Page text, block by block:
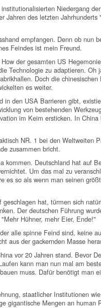
Niedergang
Jahren des letzten
empfangen. Denn ob nun
Feindes ist mein Freund.
der gesamten US
Technologie zu adaptieren. Oh
Doch die
es weiter.
in den USA Barrieren gibt,
von bestehenden
im Keim ersticken. In
NR. 1 bei den Weltweiten
zusammen bricht.
kommen. Deutschland hat auf
Um das mal zu
es so als wenn man seinen
hat, türmen sich
Der deutschen Führung
Hühner, mehr Eier, Ende!"
alle spinne Feind sind, keine
aus der gackernden Masse
vor 20 Jahren stand. Bevor
kann man nun mal am
muss. Dafür benötigt man
staatlicher Institutionen
gigantische Mengen an human